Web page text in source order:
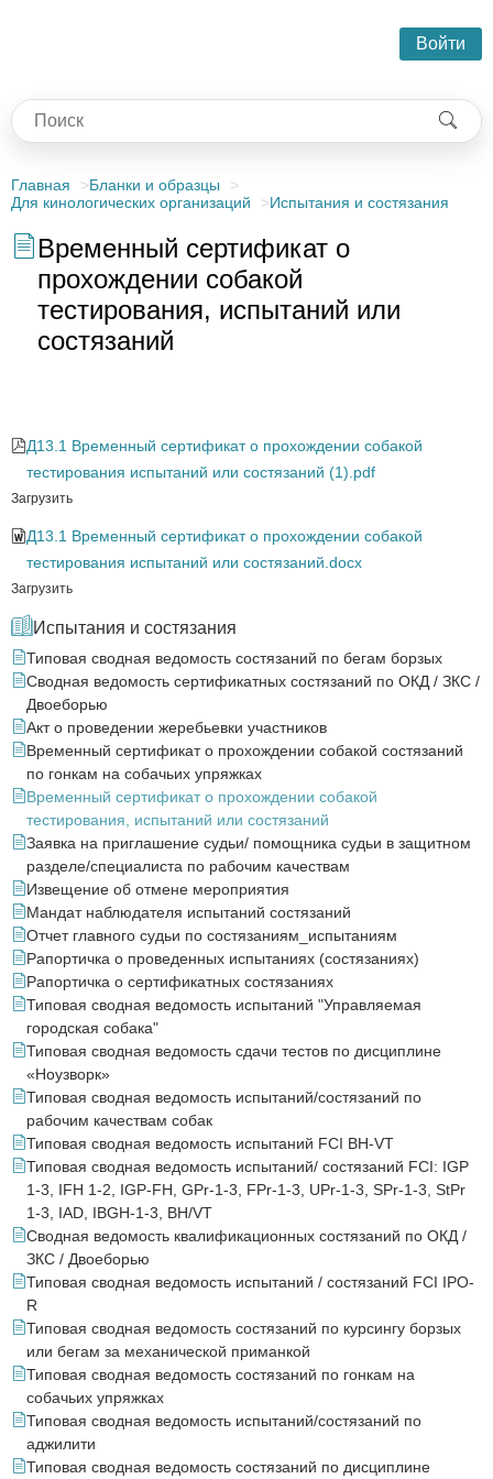
Войти
Главная
Бланки и образцы
Для кинологических организаций
Испытания и состязания
Временный сертификат о
прохождении собакой
тестирования, испытаний или
состязаний
Д13.1 Временный сертификат о прохождении собакой
тестирования испытаний или состязаний (1).pdf
Загрузить
Д13.1 Временный сертификат о прохождении собакой
тестирования испытаний или состязаний.docx
Загрузить
Испытания и состязания
Типовая сводная ведомость состязаний по бегам борзых
Сводная ведомость сертификатных состязаний по ОКД / ЗКС /
Двоеборью
Акт о проведении жеребьевки участников
Временный сертификат о прохождении собакой состязаний
по гонкам на собачьих упряжках
Временный сертификат о прохождении собакой
тестирования, испытаний или состязаний
Заявка на приглашение судьи/ помощника судьи в защитном
разделе/специалиста по рабочим качествам
Извещение об отмене мероприятия
Мандат наблюдателя испытаний состязаний
Отчет главного судьи по состязаниям_испытаниям
Рапортичка о проведенных испытаниях (состязаниях)
Рапортичка о сертификатных состязаниях
Типовая сводная ведомость испытаний "Управляемая
городская собака"
Типовая сводная ведомость сдачи тестов по дисциплине
«Ноузворк»
Типовая сводная ведомость испытаний/состязаний по
рабочим качествам собак
Типовая сводная ведомость испытаний FCI BH-VT
Типовая сводная ведомость испытаний/ состязаний FCI: IGP
1-3, IFH 1-2, IGP-FH, GPr-1-3, FPr-1-3, UPr-1-3, SPr-1-3, StPr
1-3, IAD, IBGH-1-3, BH/VT
Сводная ведомость квалификационных состязаний по ОКД /
ЗКС / Двоеборью
Типовая сводная ведомость испытаний / состязаний FCI IPO-
R
Типовая сводная ведомость состязаний по курсингу борзых
или бегам за механической приманкой
Типовая сводная ведомость состязаний по гонкам на
собачьих упряжках
Типовая сводная ведомость испытаний/состязаний по
аджилити
Типовая сводная ведомость состязаний по дисциплине